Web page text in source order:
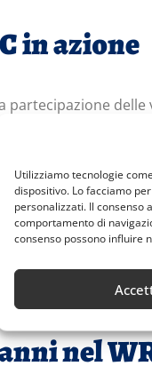
Utilizziamo tecnologie
dispositivo. Lo facciamo
personalizzati. Il consenso
comportamento di
consenso possono influire
in azione
partecipazione
proprio in questo
spettacolo per tre
Show, previsto per
in una gara
nel